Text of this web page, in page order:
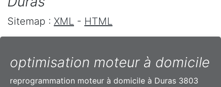
Sitemap : XML - HTML
optimisation moteur à domicile
reprogrammation moteur à domicile à Duras 3803